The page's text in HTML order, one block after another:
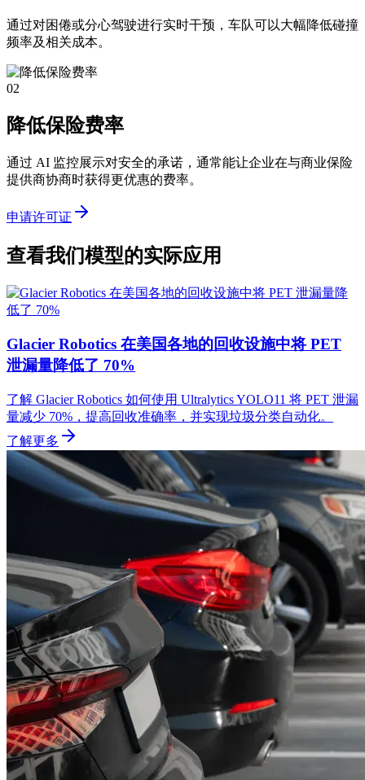
通过对困倦或分心驾驶进行实时干预，车队可以大幅降低碰撞
频率及相关成本。
02
降低保险费率
通过 AI 监控展示对安全的承诺，通常能让企业在与商业保险
提供商协商时获得更优惠的费率。
申请许可证
查看我们模型的实际应用
Glacier Robotics 在美国各地的回收设施中将 PET
泄漏量降低了 70%
了解 Glacier Robotics 如何使用 Ultralytics YOLO11 将 PET 泄漏
量减少 70%，提高回收准确率，并实现垃圾分类自动化。
了解更多